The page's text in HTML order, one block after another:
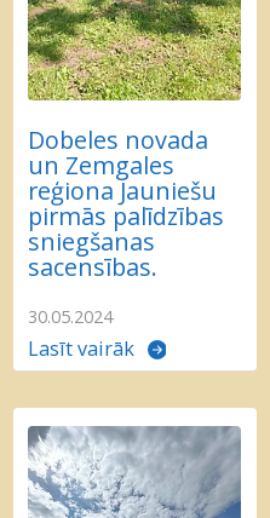
Dobeles novada
un Zemgales
reģiona Jauniešu
pirmās palīdzības
sniegšanas
sacensības.
30.05.2024
Lasīt vairāk